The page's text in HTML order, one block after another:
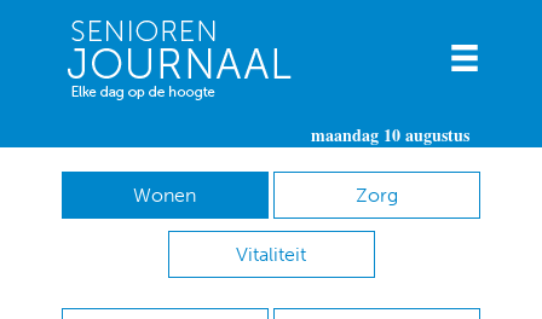
maandag 10 augustus
Wonen Zorg
Vitaliteit